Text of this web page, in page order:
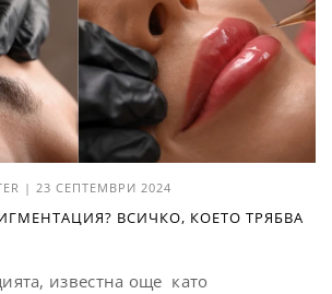
| 23 СЕПТЕМВРИ 2024
ВСИЧКО, КОЕТО ТРЯБВА
известна още като